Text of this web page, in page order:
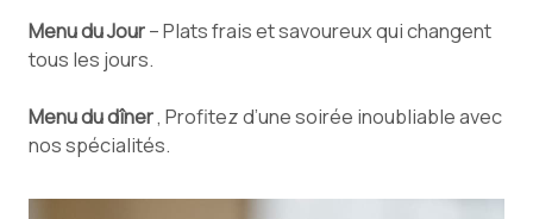
Menu du Jour– Plats frais et savoureux qui changent
tous les jours.
Menu du dîner, Profitez d’une soirée inoubliable avec
nos spécialités.